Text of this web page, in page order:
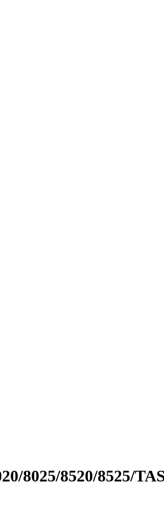
8025/8520/8525/